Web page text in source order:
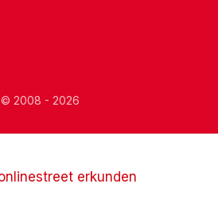
© 2008 - 2026